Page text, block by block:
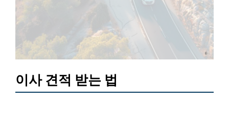
이사 견적 받는 법